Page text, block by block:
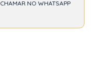
CHAMAR NO WHATSAPP